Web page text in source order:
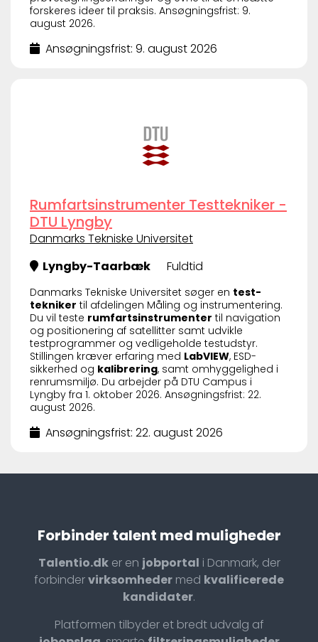
forskeres ideer til praksis. Ansøgningsfrist: 9.
august 2026.
Ansøgningsfrist: 9. august 2026
Rumfartsinstrumenter Testtekniker -
DTU Lyngby
Danmarks Tekniske Universitet
Lyngby-Taarbæk
Fuldtid
Danmarks Tekniske Universitet søger en test-
tekniker til afdelingen Måling og instrumentering.
Du vil teste rumfartsinstrumenter til navigation
og positionering af satellitter samt udvikle
testprogrammer og vedligeholde testudstyr.
Stillingen kræver erfaring med LabVIEW, ESD-
sikkerhed og kalibrering, samt omhyggelighed i
renrumsmiljø. Du arbejder på DTU Campus i
Lyngby fra 1. oktober 2026. Ansøgningsfrist: 22.
august 2026.
Ansøgningsfrist: 22. august 2026
Forbinder talent med muligheder
Talentio.dker en jobportal i Danmark, der
forbindervirksomheder med kvalificerede
kandidater.
Platformen tilbyder et bredt udvalg af